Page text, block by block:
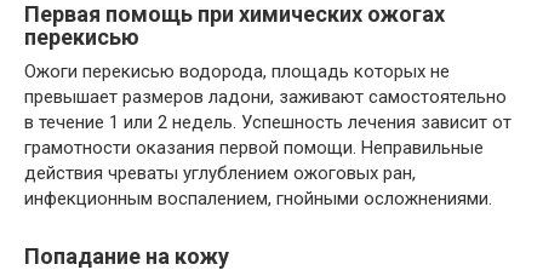
Первая помощь при химических ожогах
перекисью
Ожоги перекисью водорода, площадь которых не
превышает размеров ладони, заживают самостоятельно
в течение 1 или 2 недель. Успешность лечения зависит от
грамотности оказания первой помощи. Неправильные
действия чреваты углублением ожоговых ран,
инфекционным воспалением, гнойными осложнениями.
Попадание на кожу